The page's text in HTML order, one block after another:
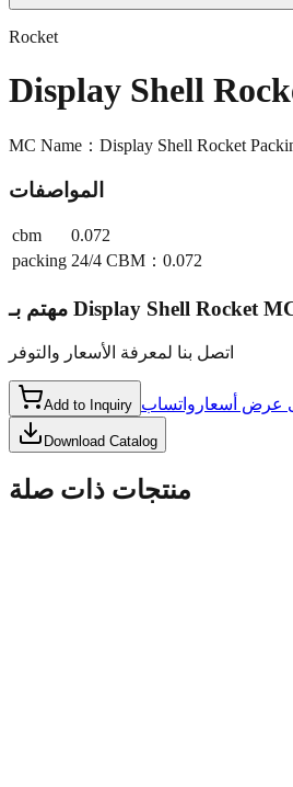
Rocket
Display Shell
MC Name：Display Shell Rocket
المواصفات
cbm
0.072
packing 24/4 CBM：0.072
مهتم بـ Display Shell Rocket
اتصل بنا لمعرفة الأسعار والتوفر
Add to Inquiry عرض أسعار واتساب
Download Catalog
منتجات ذات صلة